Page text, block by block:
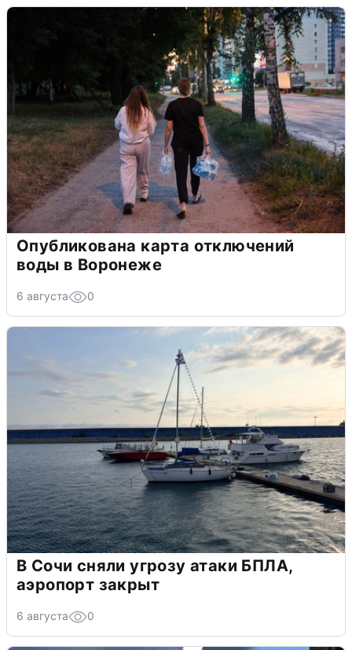
Опубликована карта отключений
воды в Воронеже
6 августа 0
В Сочи сняли угрозу атаки БПЛА,
аэропорт закрыт
6 августа 0